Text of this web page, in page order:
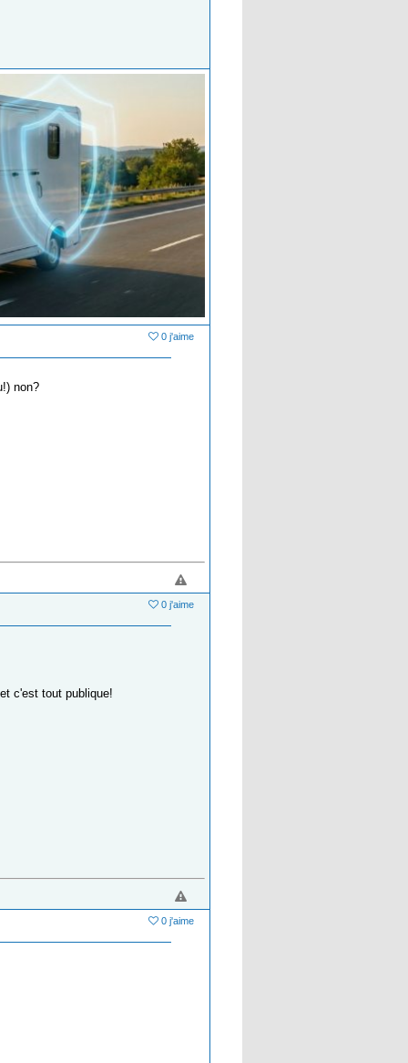
0 j'aime
non?
0 j'aime
c'est tout publique!
0 j'aime